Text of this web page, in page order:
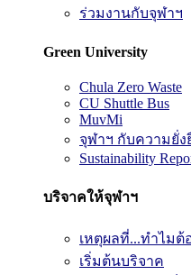
ร่วมงานกับจุฬาฯ
Green University
Chula Zero Waste
CU Shuttle Bus
MuvMi
จุฬาฯ กับความยั่ง
Sustainability
บริจาคให้จุฬาฯ
เหตุผลที่...ทำไมต้
เริ่มต้นบริจาค